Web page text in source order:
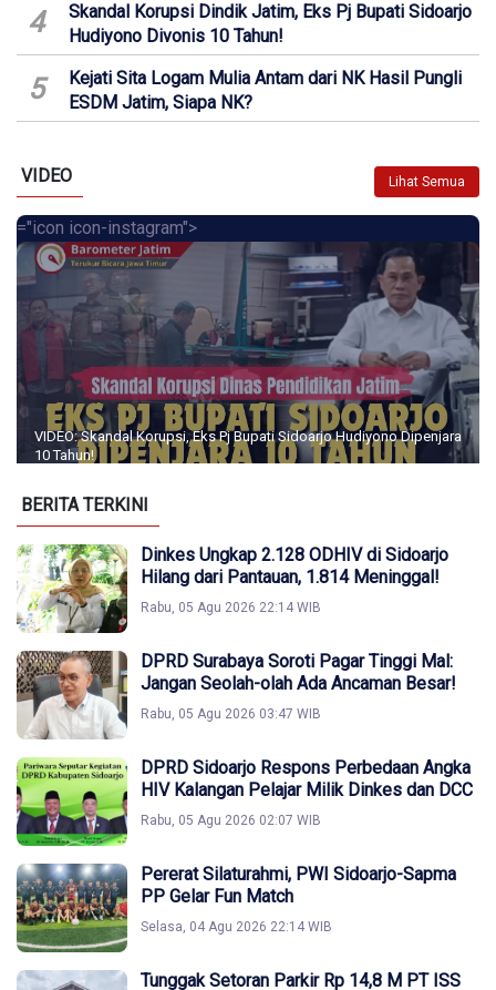
4
Skandal Korupsi Dindik Jatim, Eks Pj Bupati Sidoarjo
Hudiyono Divonis 10 Tahun!
5
Kejati Sita Logam Mulia Antam dari NK Hasil Pungli
ESDM Jatim, Siapa NK?
VIDEO Lihat Semua
="icon icon-instagram">
VIDEO: Skandal Korupsi, Eks Pj Bupati Sidoarjo Hudiyono Dipenjara
10 Tahun!
BERITA TERKINI
Dinkes Ungkap 2.128 ODHIV di Sidoarjo
Hilang dari Pantauan, 1.814 Meninggal!
Rabu, 05 Agu 2026 22:14 WIB
DPRD Surabaya Soroti Pagar Tinggi Mal:
Jangan Seolah-olah Ada Ancaman Besar!
Rabu, 05 Agu 2026 03:47 WIB
DPRD Sidoarjo Respons Perbedaan Angka
HIV Kalangan Pelajar Milik Dinkes dan DCC
Rabu, 05 Agu 2026 02:07 WIB
Pererat Silaturahmi, PWI Sidoarjo-Sapma
PP Gelar Fun Match
Selasa, 04 Agu 2026 22:14 WIB
Tunggak Setoran Parkir Rp 14,8 M PT ISS